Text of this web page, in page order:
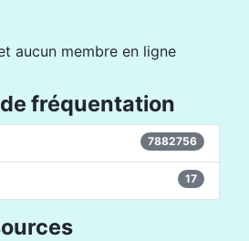
aucun membre en ligne
fréquentation
7882756
17